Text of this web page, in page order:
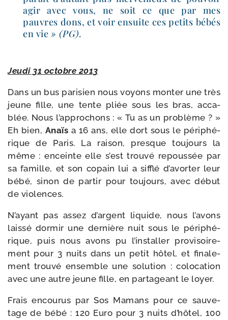
agir avec vous, ne soit ce que par mes
pauvres dons, et voir ensuite ces petits bébés
en vie » (PG).
Jeudi 31 octobre 2013
Dans un bus pari­sien nous voyons mon­ter une très
jeune fille, une tente pliée sous les bras, acca­
blée. Nous l’approchons : « Tu as un pro­blème ? »
Eh bien, Anaïs a 16 ans, elle dort sous le péri­phé­
rique de Paris. La rai­son, presque tou­jours la
même : enceinte elle s’est trou­vé repous­sée par
sa famille, et son copain lui a sif­flé d’avorter leur
bébé, sinon de par­tir pour tou­jours, avec début
de violences.
N’ayant pas assez d’argent liquide, nous l’avons
lais­sé dor­mir une der­nière nuit sous le péri­phé­
rique, puis nous avons pu l’installer pro­vi­soi­re­
ment pour 3 nuits dans un petit hôtel, et fina­le­
ment trou­vé ensemble une solu­tion : colo­ca­tion
avec une autre jeune fille, en par­ta­geant le loyer.
Frais encou­rus par Sos Mamans pour ce sau­ve­
tage de bébé : 120 Euro pour 3 nuits d’hôtel, 100